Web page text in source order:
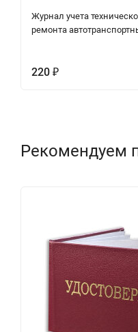
Журнал учета
ремонта
220 ₽
Рекомендуем